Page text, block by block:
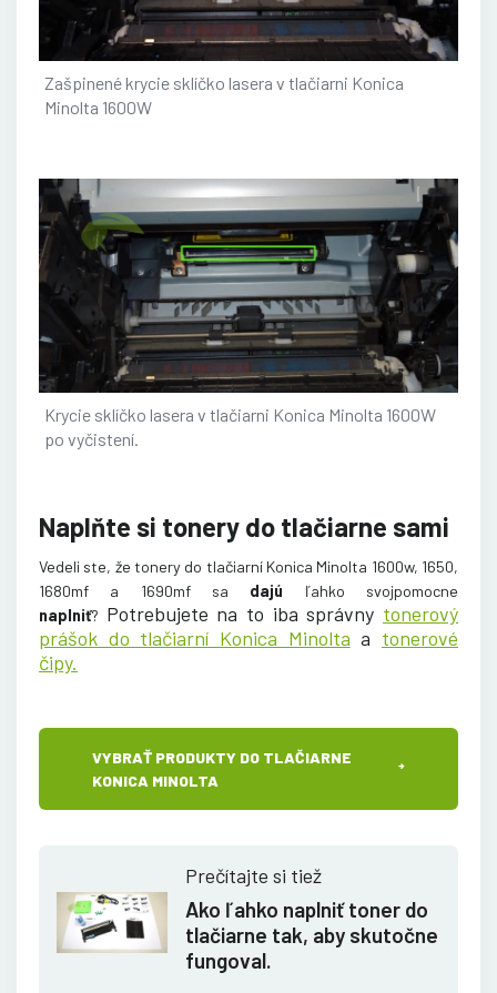
Zašpinené krycie sklíčko lasera v tlačiarni Konica
Minolta 1600W
Krycie sklíčko lasera v tlačiarni Konica Minolta 1600W
po vyčistení.
Naplňte si tonery do tlačiarne sami
Vedeli ste, že tonery do tlačiarní Konica Minolta 1600w, 1650,
1680mf a 1690mf sa dajú ľahko svojpomocne
naplniť? Potrebujete na to iba správny tonerový
prášok do tlačiarní Konica Minolta a tonerové
čipy.
VYBRAŤ PRODUKTY DO TLAČIARNE
KONICA MINOLTA
Prečítajte si tiež
Ako ľahko naplniť toner do
tlačiarne tak, aby skutočne
fungoval.